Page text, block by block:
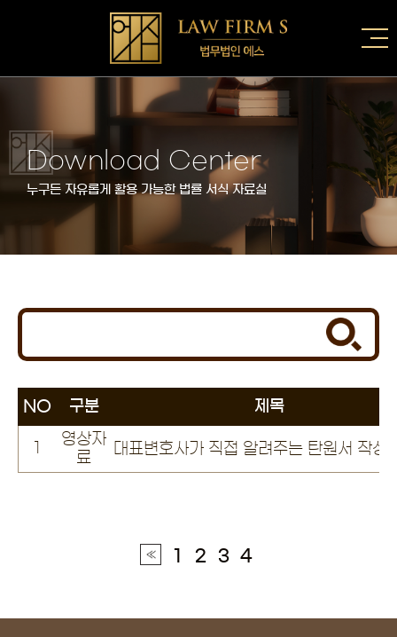
Download Center
누구든 자유롭게 활용 가능한 법률 서식 자료실
NO 구분 제목
영상자
료
대표변호사가 직접 알려주는 탄원서 작성
1 2 3 4